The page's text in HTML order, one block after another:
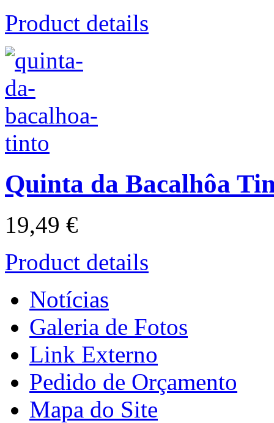
Product details
Quinta da Bacalhôa
19,49 €
Product details
Notícias
Galeria de Fotos
Link Externo
Pedido de Orçamento
Mapa do Site